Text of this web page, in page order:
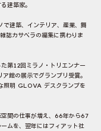
建築家。
建築、インテリア、産業、舞
誌カサベラの編集に携わりま
第12回ミラノ・トリエンナー
館の展示でグランプリ受賞。
照明 GLOVA デスクランプを
空間の仕事が増え、66年から67
ムを、翌年にはフィアット社